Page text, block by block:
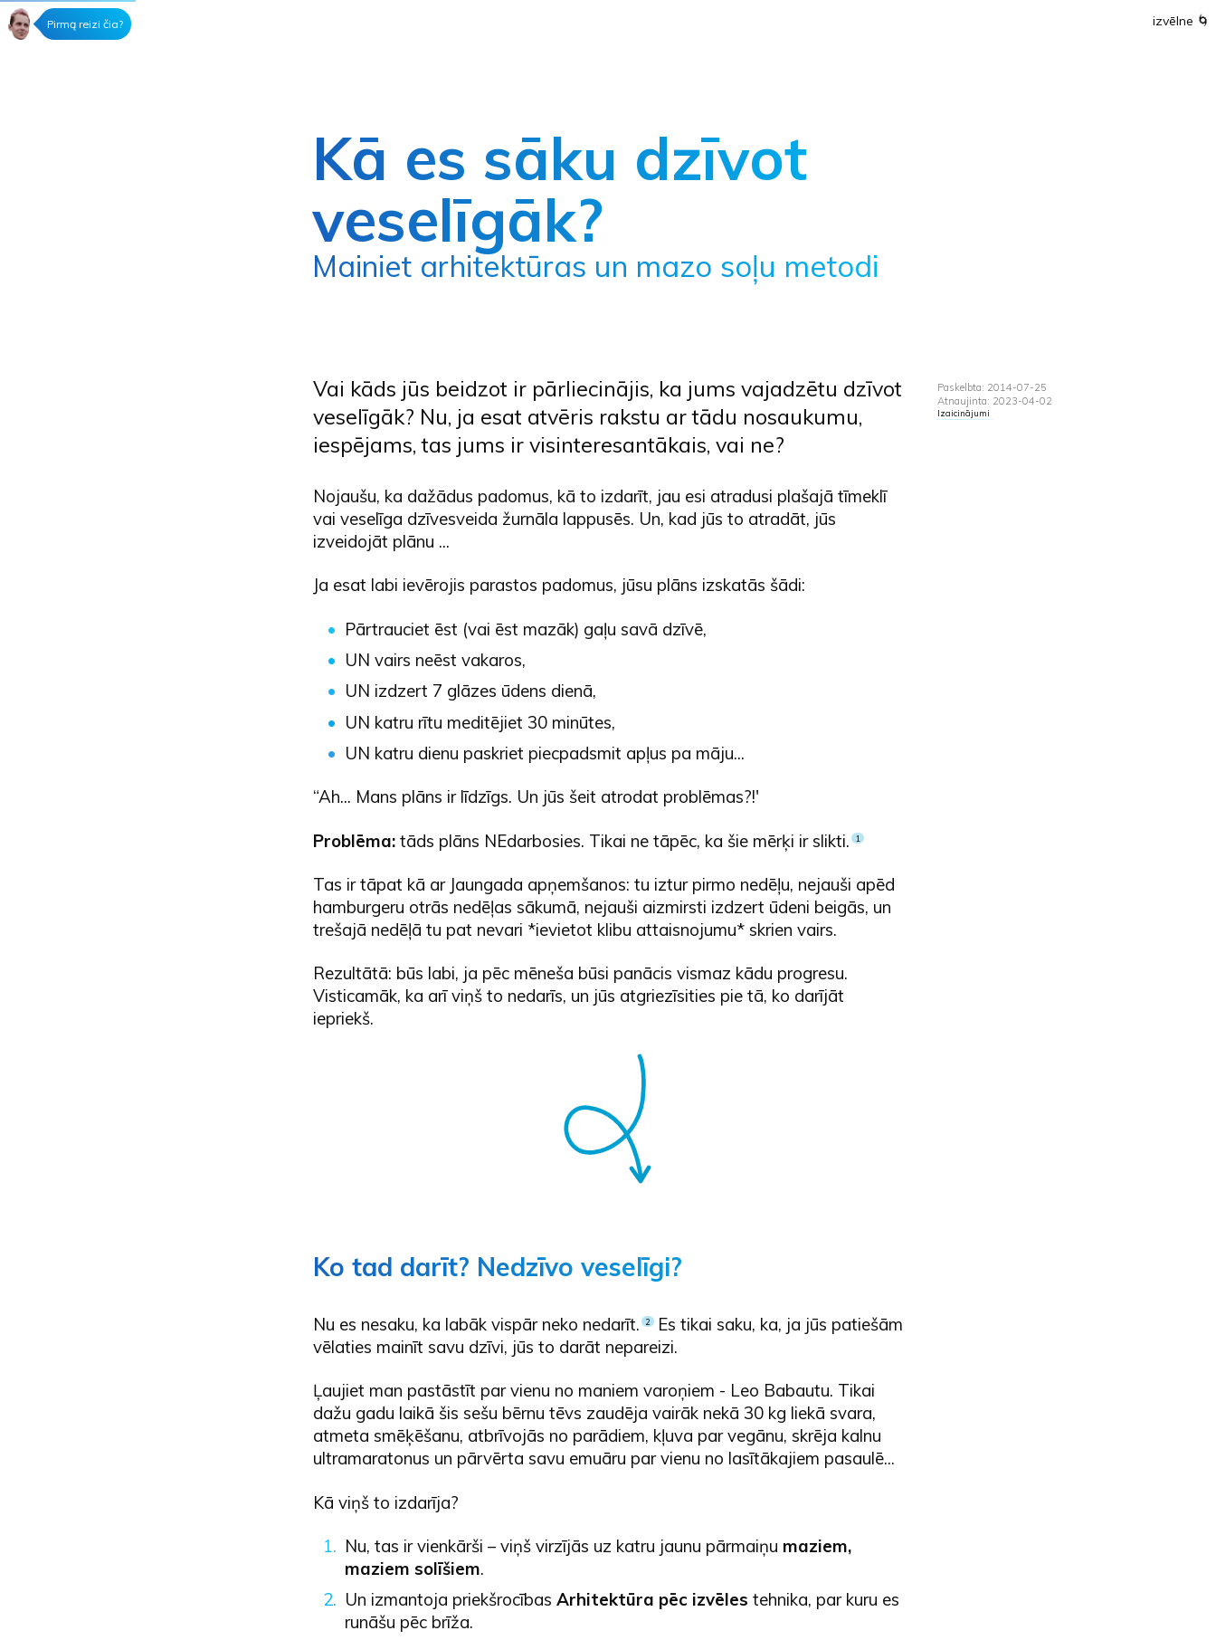
Pirmą reizi čia? izvēlne 🌀
Kā es sāku dzīvot
veselīgāk?
Mainiet arhitektūras un mazo soļu metodi
Paskelbta: 2014-07-25
Atnaujinta: 2023-04-02
Izaicinājumi
Vai kāds jūs beidzot ir pārliecinājis, ka jums vajadzētu dzīvot
veselīgāk? Nu, ja esat atvēris rakstu ar tādu nosaukumu,
iespējams, tas jums ir visinteresantākais, vai ne?
Nojaušu, ka dažādus padomus, kā to izdarīt, jau esi atradusi plašajā tīmeklī
vai veselīga dzīvesveida žurnāla lappusēs. Un, kad jūs to atradāt, jūs
izveidojāt plānu ...
Ja esat labi ievērojis parastos padomus, jūsu plāns izskatās šādi:
Pārtrauciet ēst (vai ēst mazāk) gaļu savā dzīvē,
UN vairs neēst vakaros,
UN izdzert 7 glāzes ūdens dienā,
UN katru rītu meditējiet 30 minūtes,
UN katru dienu paskriet piecpadsmit apļus pa māju...
“Ah... Mans plāns ir līdzīgs. Un jūs šeit atrodat problēmas?!'
Problēma:tāds plāns NEdarbosies. Tikai ne tāpēc, ka šie mērķi ir slikti.1
Tas ir tāpat kā ar Jaungada apņemšanos: tu iztur pirmo nedēļu, nejauši apēd
hamburgeru otrās nedēļas sākumā, nejauši aizmirsti izdzert ūdeni beigās, un
trešajā nedēļā tu pat nevari *ievietot klibu attaisnojumu* skrien vairs.
Rezultātā: būs labi, ja pēc mēneša būsi panācis vismaz kādu progresu.
Visticamāk, ka arī viņš to nedarīs, un jūs atgriezīsities pie tā, ko darījāt
iepriekš.
Ko tad darīt? Nedzīvo veselīgi?
Nu es nesaku, ka labāk vispār neko nedarīt.2 Es tikai saku, ka, ja jūs patiešām
vēlaties mainīt savu dzīvi, jūs to darāt nepareizi.
Ļaujiet man pastāstīt par vienu no maniem varoņiem - Leo Babautu. Tikai
dažu gadu laikā šis sešu bērnu tēvs zaudēja vairāk nekā 30 kg liekā svara,
atmeta smēķēšanu, atbrīvojās no parādiem, kļuva par vegānu, skrēja kalnu
ultramaratonus un pārvērta savu emuāru par vienu no lasītākajiem pasaulē...
Kā viņš to izdarīja?
Nu, tas ir vienkārši – viņš virzījās uz katru jaunu pārmaiņu maziem,
maziem solīšiem.
Un izmantoja priekšrocības Arhitektūra pēc izvēles tehnika, par kuru es
runāšu pēc brīža.